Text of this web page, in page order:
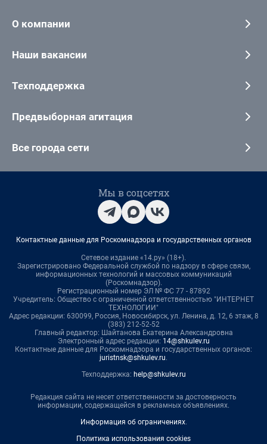
О компании
Наши вакансии
Техподдержка
Предвыборная агитация
Все города сети
Мы в соцсетях
Контактные данные для Роскомнадзора и государственных органов
Сетевое издание «14.ру» (18+).
Зарегистрировано Федеральной службой по надзору в сфере связи,
информационных технологий и массовых коммуникаций
(Роскомнадзор).
Регистрационный номер ЭЛ № ФС 77 - 87892
Учредитель: Общество с ограниченной ответственностью "ИНТЕРНЕТ
ТЕХНОЛОГИИ"
Адрес редакции: 630099, Россия, Новосибирск, ул. Ленина, д. 12, 6 этаж, 8
(383) 212-52-52
Главный редактор: Шайтанова Екатерина Александровна
Электронный адрес редакции: 14@shkulev.ru
Контактные данные для Роскомнадзора и государственных органов:
juristnsk@shkulev.ru.
Техподдержка: help@shkulev.ru
Редакция сайта не несет ответственности за достоверность
информации, содержащейся в рекламных объявлениях.
Информация об ограничениях.
Политика использования cookies